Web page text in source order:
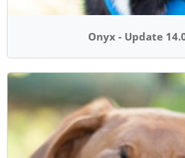
Onyx - Update